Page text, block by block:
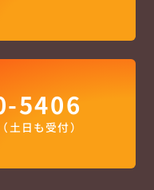
5406
日も受付）